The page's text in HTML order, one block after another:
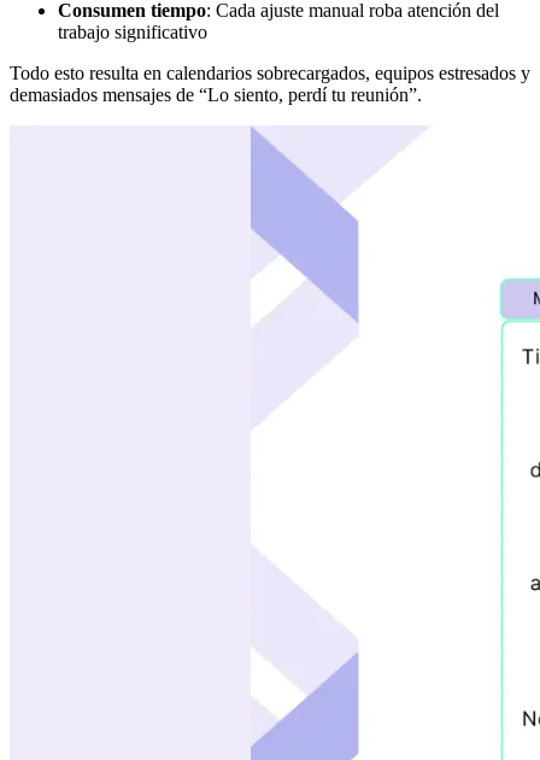
Consumen tiempo: Cada ajuste manual roba atención del
trabajo significativo
Todo esto resulta en calendarios sobrecargados, equipos estresados y
demasiados mensajes de “Lo siento, perdí tu reunión”.